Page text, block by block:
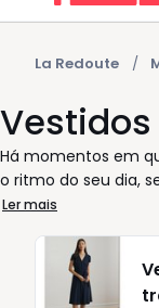
La Redoute
Há momentos em
o ritmo do seu dia,
caráter
com decote em V,
que melhor se
azul profundo ou
Ler mais